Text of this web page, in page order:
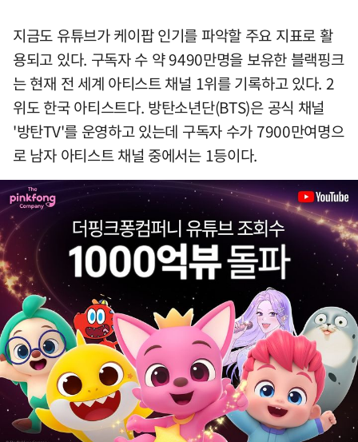
지금도 유튜브가 케이팝 인기를 파악할 주요 지표로 활
용되고 있다. 구독자 수 약 9490만명을 보유한 블랙핑크
는 현재 전 세계 아티스트 채널 1위를 기록하고 있다. 2
위도 한국 아티스트다. 방탄소년단(BTS)은 공식 채널
'방탄TV'를 운영하고 있는데 구독자 수가 7900만여명으
로 남자 아티스트 채널 중에서는 1등이다.